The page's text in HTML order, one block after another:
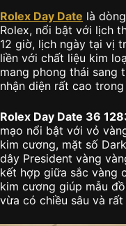
Rolex Day Date là
Rolex, nổi bật với lịch
12 giờ, lịch ngày tại vị
liền với chất liệu kim
mang phong thái sang
nhận diện rất cao
Rolex Day Date 36
mạo nổi bật với vỏ
kim cương, mặt số
dây President vàng
kết hợp giữa sắc vàng
kim cương giúp mẫu
vừa có chiều sâu và rất